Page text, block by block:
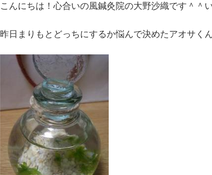
こんにちは！心合いの風鍼灸院の大野沙織です＾＾
昨日まりもとどっちにするか悩んで決めたアオサくん